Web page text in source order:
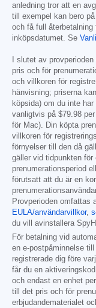
anledning tror att en
till exempel kan bero
och få full
inköpsdatumet. Se
I slutet av
pris och för
och villkoren för
hänvisning; priserna
köpsida) om du inte
vanligtvis på $79.98
för Mac). Din köpta
villkoren för
förnyelser till den då
gäller vid tidpunkten
prenumerationsperiod
förutsatt att du är en
Provperioden omfattas
EULA/användarvillkor,
du vill avinstallera
För betalning vid
en e-postpåminnelse
registrerade dig före
får du en
och endast en enhet
till det pris och för
erbjudandematerialet